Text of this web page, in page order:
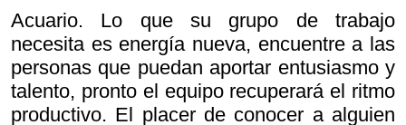
Acuario. Lo que su grupo de trabajo
necesita es energía nueva, encuentre a las
personas que puedan aportar entusiasmo y
talento, pronto el equipo recuperará el ritmo
productivo. El placer de conocer a alguien